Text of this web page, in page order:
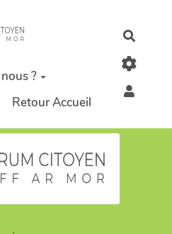
?
Retour Accueil
.